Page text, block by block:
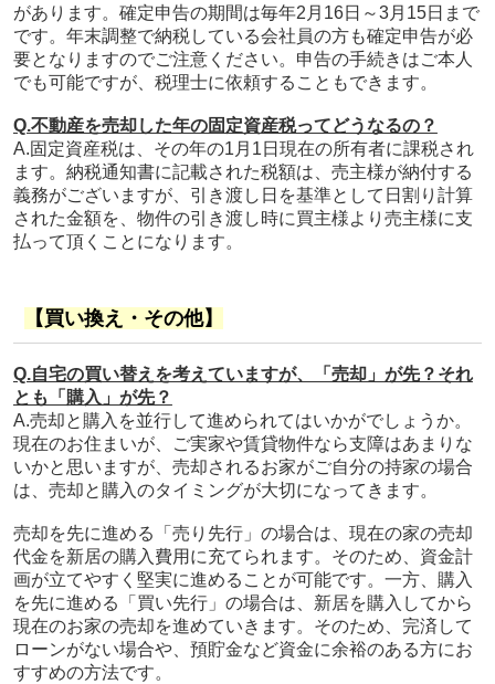
があります。 確定申告の期間は毎年2月16日～3月15日まで
です。 年末調整で納税している会社員の方も確定申告が必
要となりますのでご注意ください。申告の手続きはご本人
でも可能ですが、税理士に依頼することもできます。
Q.不動産を売却した年の固定資産税ってどうなるの？
A.固定資産税は、その年の1月1日現在の所有者に課税され
ます。納税通知書に記載された税額は、売主様が納付する
義務がございますが、引き渡し日を基準として日割り計算
された金額を、物件の引き渡し時に買主様より売主様に支
払って頂くことになります。
【買い換え・その他】
Q.自宅の買い替えを考えていますが、「売却」が先？それ
とも「購入」が先？
A.売却と購入を並行して進められてはいかがでしょうか。
現在のお住まいが、ご実家や賃貸物件なら支障はあまりな
いかと思いますが、売却されるお家がご自分の持家の場合
は、売却と購入のタイミングが大切になってきます。
売却を先に進める「売り先行」の場合は、現在の家の売却
代金を新居の購入費用に充てられます。そのため、資金計
画が立てやすく堅実に進めることが可能です。一方、購入
を先に進める「買い先行」の場合は、新居を購入してから
現在のお家の売却を進めていきます。そのため、完済して
ローンがない場合や、預貯金など資金に余裕のある方にお
すすめの方法です。